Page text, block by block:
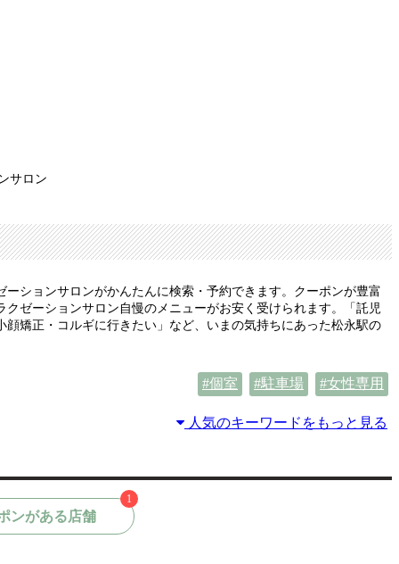
サロン
ションサロンがかんたんに検索・予約できます。クーポンが豊富
ゼーションサロン自慢のメニューがお安く受けられます。「託児
矯正・コルギに行きたい」など、いまの気持ちにあった松永駅の
個室 駐車場 女性専用
人気のキーワードをもっと見る
ンがある店舗
1